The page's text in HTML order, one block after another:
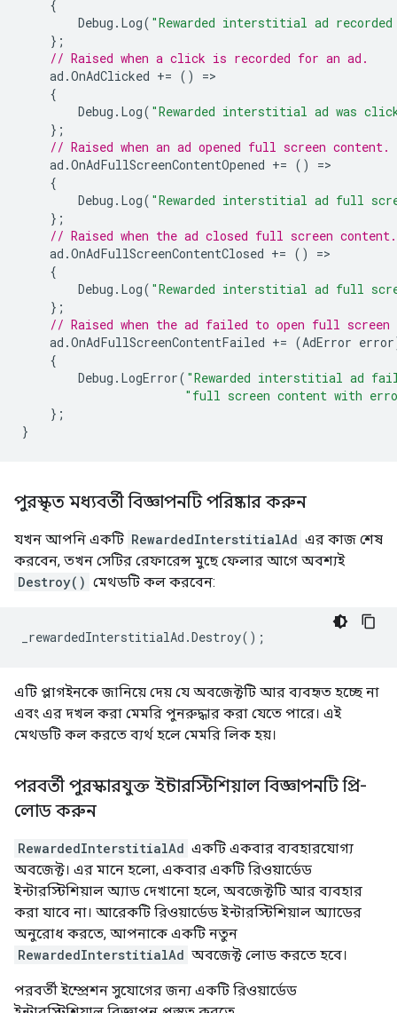
{
Debug . Log( "Rewarded interstitial ad
};
// Raised when a click is recorded for an ad.
ad .OnAdClicked += () =
{
Debug . Log( "Rewarded interstitial ad was
};
// Raised when an ad opened full screen content.
ad .OnAdFullScreenContentOpened += () =
{
Debug . Log( "Rewarded interstitial ad full
};
// Raised when the ad closed full screen content.
ad .OnAdFullScreenContentClosed += () =
{
Debug . Log( "Rewarded interstitial ad full
};
// Raised when the ad failed to open full screen
ad .OnAdFullScreenContentFailed += (AdError error
{
Debug . LogError( "Rewarded interstitial ad
"full screen content with
};
}
পুরস্কৃত মধ্যবর্তী বিজ্ঞাপনটি পরিষ্কার করুন
যখন আপনি একটি RewardedInterstitialAd এর কাজ শেষ
করবেন, তখন সেটির রেফারেন্স মুছে ফেলার আগে অবশ্যই
Destroy() মেথডটি কল করবেন:
_rewardedInterstitialAd .Destroy();
এটি প্লাগইনকে জানিয়ে দেয় যে অবজেক্টটি আর ব্যবহৃত হচ্ছে না
এবং এর দখল করা মেমরি পুনরুদ্ধার করা যেতে পারে। এই
মেথডটি কল করতে ব্যর্থ হলে মেমরি লিক হয়।
পরবর্তী পুরস্কারযুক্ত ইন্টারস্টিশিয়াল বিজ্ঞাপনটি প্রি-
লোড করুন
RewardedInterstitialAd একটি একবার ব্যবহারযোগ্য
অবজেক্ট। এর মানে হলো, একবার একটি রিওয়ার্ডেড
ইন্টারস্টিশিয়াল অ্যাড দেখানো হলে, অবজেক্টটি আর ব্যবহার
করা যাবে না। আরেকটি রিওয়ার্ডেড ইন্টারস্টিশিয়াল অ্যাডের
অনুরোধ করতে, আপনাকে একটি নতুন
RewardedInterstitialAd অবজেক্ট লোড করতে হবে।
পরবর্তী ইম্প্রেশন সুযোগের জন্য একটি রিওয়ার্ডেড